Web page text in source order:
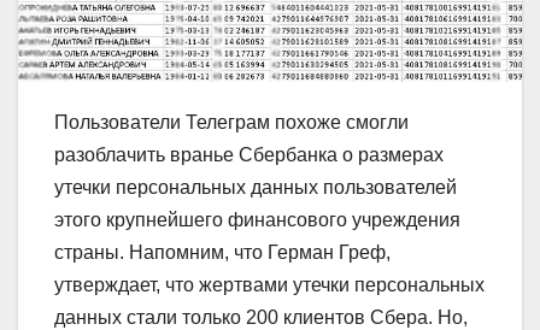
Пользователи Телеграм похоже смогли
разоблачить вранье Сбербанка о размерах
утечки персональных данных пользователей
этого крупнейшего финансового учреждения
страны. Напомним, что Герман Греф,
утверждает, что жертвами утечки персональных
данных стали только 200 клиентов Сбера. Но,